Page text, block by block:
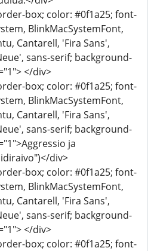
box; color: #0f1a25; font-
BlinkMacSystemFont,
Cantarell, 'Fira Sans',
sans-serif; background-
</div>
box; color: #0f1a25; font-
BlinkMacSystemFont,
Cantarell, 'Fira Sans',
sans-serif; background-
ja
div>
box; color: #0f1a25; font-
BlinkMacSystemFont,
Cantarell, 'Fira Sans',
sans-serif; background-
</div>
box; color: #0f1a25; font-